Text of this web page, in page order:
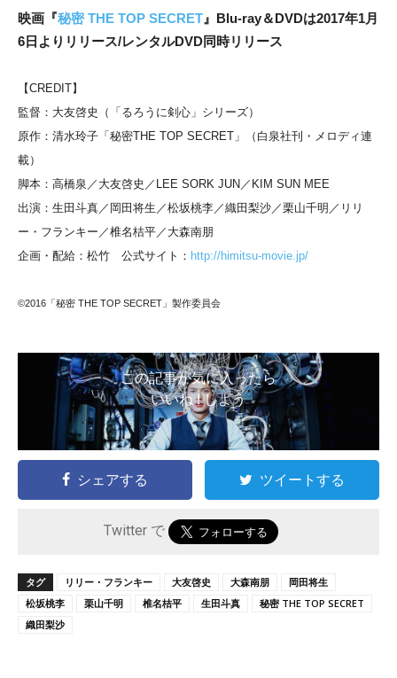
映画『秘密 THE TOP SECRET 』Blu-ray＆DVDは2017年1月
6日よりリリース/レンタルDVD同時リリース
【CREDIT】
監督：大友啓史（「るろうに剣心」シリーズ）
原作：清水玲子「秘密THE TOP SECRET」（白泉社刊・メロディ連
載）
脚本：高橋泉／大友啓史／LEE SORK JUN／KIM SUN MEE
出演：生田斗真／岡田将生／松坂桃李／織田梨沙／栗山千明／リリ
ー・フランキー／椎名桔平／大森南朋
企画・配給：松竹 公式サイト： http://himitsu-movie.jp/
©2016「秘密 THE TOP SECRET」製作委員会
この記事が気に入ったら
いいね ! しよう
シェアする ツイートする
Twitter で
タグ リリー・フランキー 大友啓史 大森南朋
岡田将生
松坂桃李
栗山千明 椎名桔平 生田斗真
秘密 THE TOP SECRET
織田梨沙